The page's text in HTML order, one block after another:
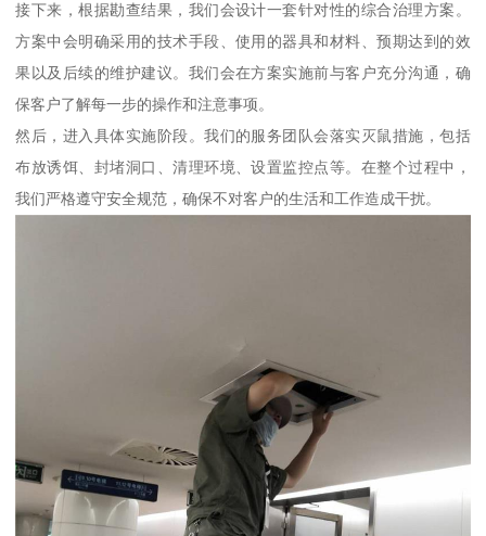
接下来，根据勘查结果，我们会设计一套针对性的综合治理方案。
方案中会明确采用的技术手段、使用的器具和材料、预期达到的效
果以及后续的维护建议。我们会在方案实施前与客户充分沟通，确
保客户了解每一步的操作和注意事项。
然后，进入具体实施阶段。我们的服务团队会落实灭鼠措施，包括
布放诱饵、封堵洞口、清理环境、设置监控点等。在整个过程中，
我们严格遵守安全规范，确保不对客户的生活和工作造成干扰。